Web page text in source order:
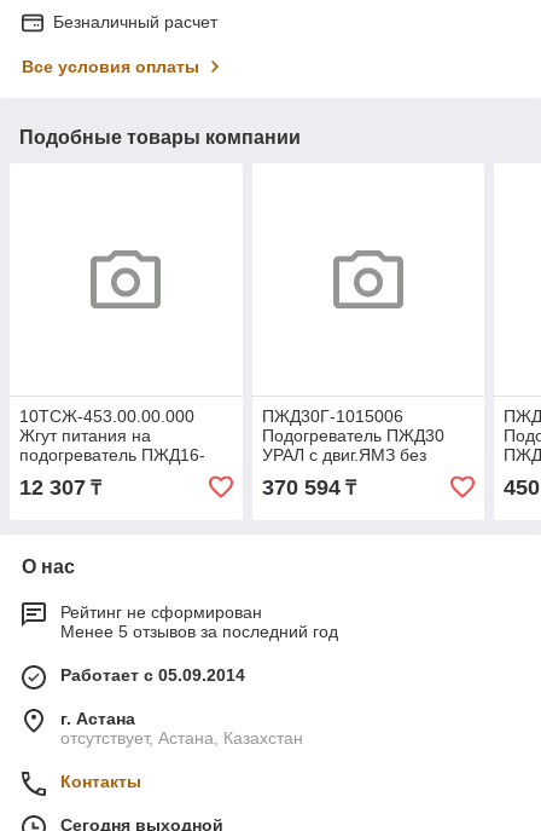
Безналичный расчет
Все условия оплаты
Подобные товары компании
10ТСЖ-453.00.00.000
Жгут питания на
подогреватель ПЖД16-
01СТ 10ТСЖ
453.00.00.000
12 307 ₸
ПЖД30Г-1015006
Подогреватель ПЖД30
УРАЛ с двиг.ЯМЗ без
370 594₸
О нас
Рейтинг не сформирован
Менее 5 отзывов за последний год
Работает с 05.09.2014
г. Астана
отсутствует, Астана, Казахстан
Контакты
Сегодня выходной